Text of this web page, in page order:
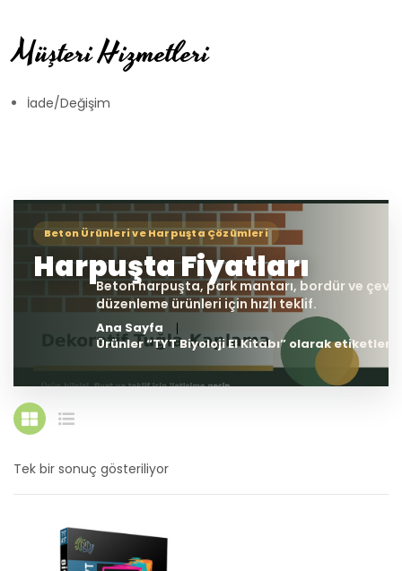
Müşteri Hizmetleri
İade/Değişim
Ana Sayfa
Ürünler “TYT Biyoloji El Kitabı” olarak
Tek bir sonuç gösteriliyor